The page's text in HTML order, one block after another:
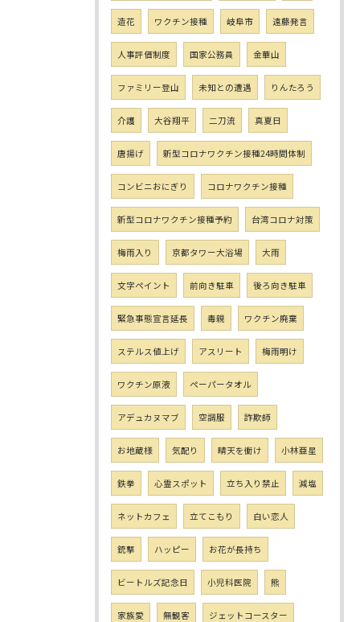
造花 ワクチン接種 岐阜市 遠藤発言
人事評価制度 国家公務員 金華山
ファミリー登山 未知との遭遇 りんたろう
介護 大谷翔平 二刀流 真夏日
唐揚げ 新型コロナワクチン接種24時間体制
コンビニおにぎり コロナワクチン接種
新型コロナワクチン接種予約 台湾コロナ対策
梅雨入り 京都タワー大浴場 大雨
文字ペイント 前向き駐車 後ろ向き駐車
緊急事態宣言延長 毒親 ワクチン廃棄
ステルス値上げ アスリート 梅雨明け
ワクチン原液 ペーパータオル
アデュカヌマブ 空調服 詐欺師
お地蔵様 気配り 晴天を衝け 小林亜星
鉄拳 心霊スポット 立ち入り禁止 減塩
ネットカフェ 立てこもり 白い恋人
銃撃 ハッピー お花が長持ち
ビートルズ記念日 小児科医院 熊
家族愛 無観客 ジェットコースター